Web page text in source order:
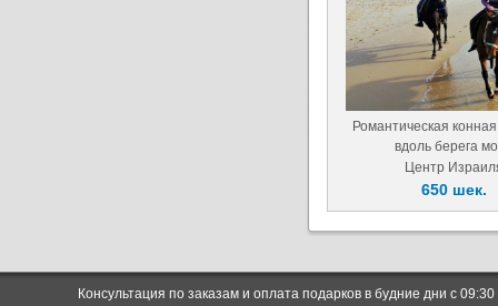
Романтическая
вдоль берега
Центр
650 шек.
Консультация по заказам и оплата подарков в будние дни с